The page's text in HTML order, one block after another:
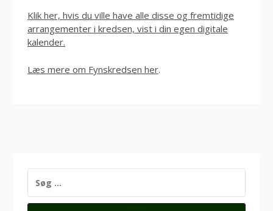
Klik her, hvis du ville have alle disse og fremtidige
arrangementer i kredsen, vist i din egen digitale
kalender.
Læs mere om Fynskredsen her.
EFTER: